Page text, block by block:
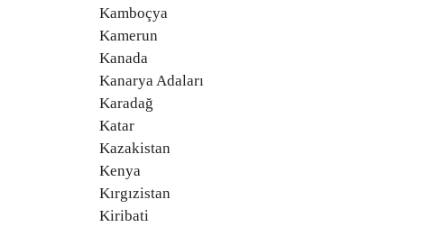
Kamboçya
Kamerun
Kanada
Kanarya Adaları
Karadağ
Katar
Kazakistan
Kenya
Kırgızistan
Kiribati